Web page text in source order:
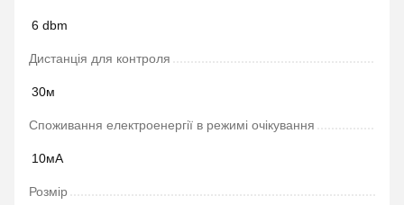
6 dbm
Дистанція для контроля
30м
Споживання електроенергії в режимі очікування
10мА
Розмір